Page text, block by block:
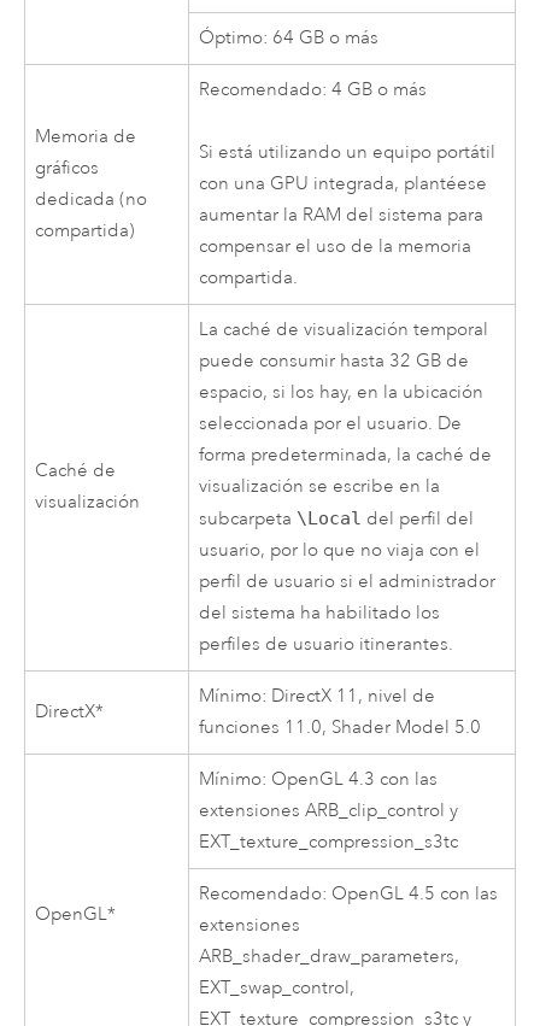
Óptimo: 64 GB o más
Memoria de
gráficos
dedicada (no
compartida)
Recomendado: 4 GB o más
Si está utilizando un equipo portátil
con una GPU integrada, plantéese
aumentar la RAM del sistema para
compensar el uso de la memoria
compartida.
Caché de
visualización
La caché de visualización temporal
puede consumir hasta 32 GB de
espacio, si los hay, en la ubicación
seleccionada por el usuario. De
forma predeterminada, la caché de
visualización se escribe en la
subcarpeta \Local del perfil del
usuario, por lo que no viaja con el
perfil de usuario si el administrador
del sistema ha habilitado los
perfiles de usuario itinerantes.
DirectX*
Mínimo: DirectX 11, nivel de
funciones 11.0, Shader Model 5.0
OpenGL*
Mínimo: OpenGL 4.3 con las
extensiones ARB_clip_control y
EXT_texture_compression_s3tc
Recomendado: OpenGL 4.5 con las
extensiones
ARB_shader_draw_parameters,
EXT_swap_control,
EXT_texture_compression_s3tc y